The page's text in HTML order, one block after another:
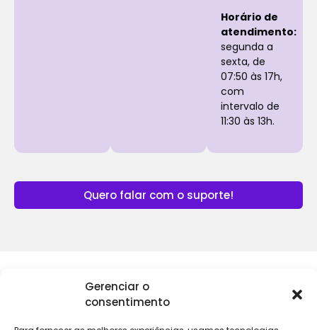
Gerenciar o
consentimento
Horário de
atendimento:
segunda a
sexta, de
07:50 às 17h,
com
intervalo de
11:30 às 13h.
Quero falar com o suporte!
InstitucionalClientes
Keevo
Login Soluções